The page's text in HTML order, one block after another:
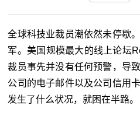
全球科技业裁员潮依然未停歇
军。美国规模最大的线上论坛
裁员事先并没有任何预警，导
公司的电子邮件以及公司信用
发生了什么状况，就困在半路。